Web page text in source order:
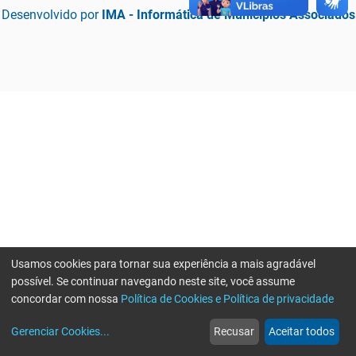
Desenvolvido por IMA - Informática de Municípios Associados
web
Notícias
more_horiz
Mais
Usamos cookies para tornar sua experiência a mais agradável
possível. Se continuar navegando neste site, você assume
concordar com nossa Política de Cookies e Política de privacidade
Gerenciar Cookies... Recusar Aceitar todos
Erro ao enviar informações, por favor tente novamente